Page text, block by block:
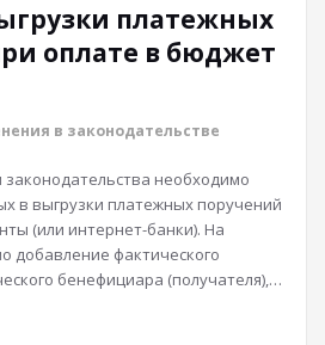
платежных
оплате в бюджет
в законодательстве
законодательства необходимо
в выгрузки платежных поручений
(или интернет-банки). На
добавление фактического
бенефициара (получателя),…